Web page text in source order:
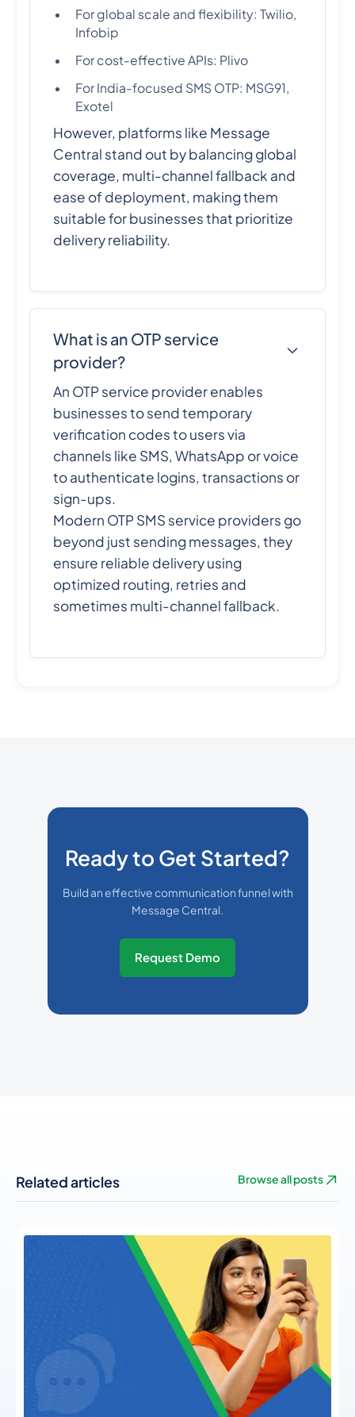
For global scale and flexibility: Twilio,
Infobip
For cost-effective APIs: Plivo
For India-focused SMS OTP: MSG91,
Exotel
However, platforms like Message
Central stand out by balancing global
coverage, multi-channel fallback and
ease of deployment, making them
suitable for businesses that prioritize
delivery reliability.
What is an OTP service
provider?
An OTP service provider enables
businesses to send temporary
verification codes to users via
channels like SMS, WhatsApp or voice
to authenticate logins, transactions or
sign-ups.
Modern OTP SMS service providers go
beyond just sending messages, they
ensure reliable delivery using
optimized routing, retries and
sometimes multi-channel fallback.
Ready to Get Started?
Build an effective communication funnel with
Message Central.
Request Demo
Related articles Browse all posts